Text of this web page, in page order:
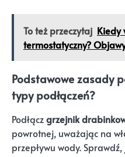
To też przeczytaj Kiedy
termostatyczny?
Podstawowe zasady
typy podłączeń?
Podłączgrzejnik
powrotnej, uważając na
przepływu wody.